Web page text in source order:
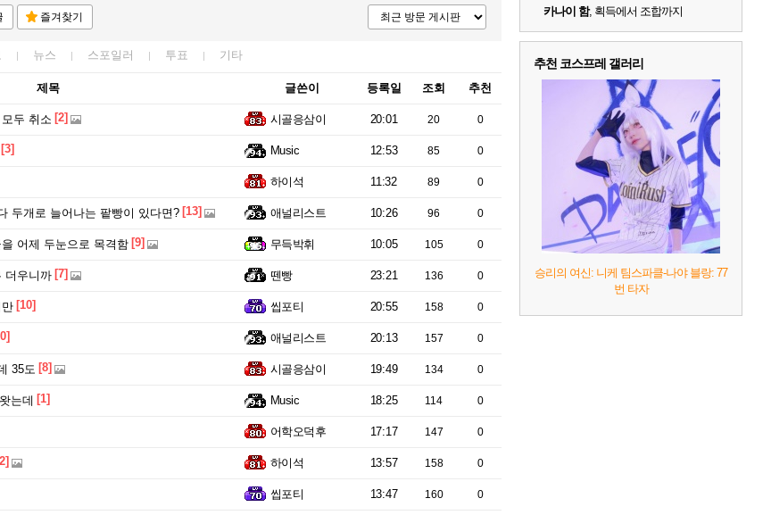
즐겨찾기
뉴스 스포일러 투표 기타
제목 글쓴이 등록일 조회 추천
두 취소 [2] 시골응삼이 20:01 20 0
[3] Music 12:53 85 0
하이석 11:32 89 0
두개로 늘어나는 팥빵이 있다면? [13] 애널리스트 10:26 96 0
어제 두눈으로 목격함 [9] 무득박휘 10:05 105 0
더우니까 [7] 뗀빵 23:21 136 0
[10] 씹포티 20:55 158 0
애널리스트 20:13 157 0
35도 [8] 시골응삼이 19:49 134 0
는데 [1] Music 18:25 114 0
어학오덕후 17:17 147 0
하이석 13:57 158 0
씹포티 13:47 160 0
카나이 함, 획득에서 조합까지
추천 코스프레 갤러리
승리의 여신: 니케 팀스파클-나야 블랑: 77
번 타자